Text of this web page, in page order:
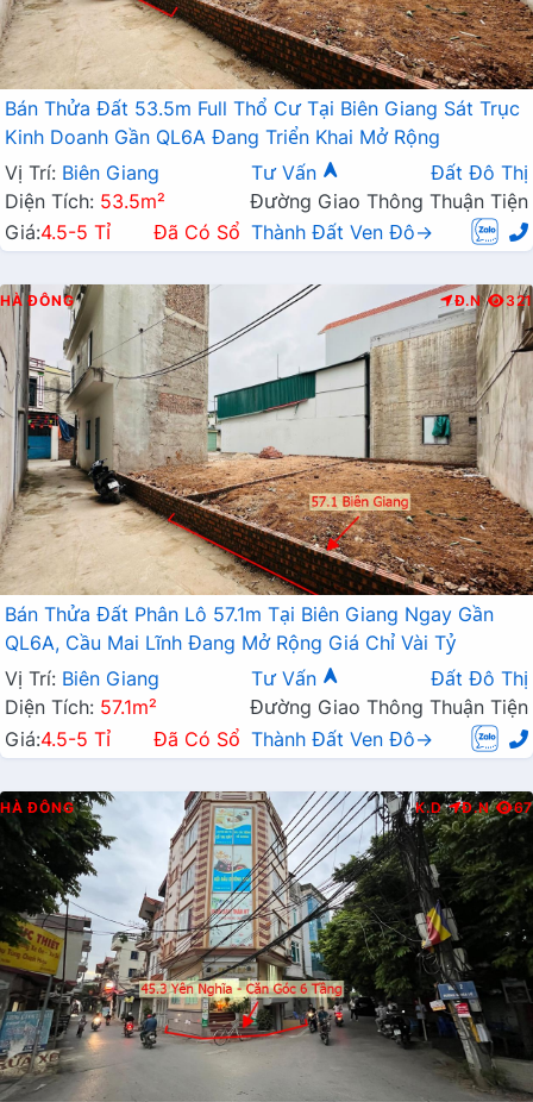
Bán Thửa Đất 53.5m Full Thổ Cư Tại Biên Giang Sát Trục
Kinh Doanh Gần QL6A Đang Triển Khai Mở Rộng
Vị Trí: Biên Giang Tư Vấn
Đất Đô Thị
Diện Tích: 53.5m²
Đường Giao Thông Thuận Tiện
Giá:4.5-5 Tỉ Đã Có Sổ Thành Đất Ven Đô→
HÀ ĐÔNG Đ.N 321
Bán Thửa Đất Phân Lô 57.1m Tại Biên Giang Ngay Gần
QL6A, Cầu Mai Lĩnh Đang Mở Rộng Giá Chỉ Vài Tỷ
Vị Trí: Biên Giang Tư Vấn
Đất Đô Thị
Diện Tích: 57.1m²
Đường Giao Thông Thuận Tiện
Giá:4.5-5 Tỉ Đã Có Sổ Thành Đất Ven Đô→
HÀ ĐÔNG K.D Đ.N 67